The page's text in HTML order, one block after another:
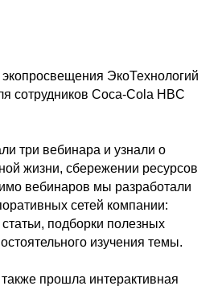
ЭкоТехнологий
сотрудников Coca-Cola HBC
три вебинара и узнали о
жизни, сбережении ресурсов
вебинаров мы разработали
сетей компании:
подборки полезных
изучения темы.
прошла интерактивная